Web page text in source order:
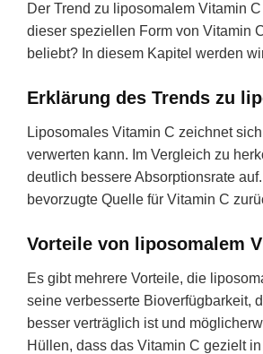
Der Trend zu liposomalem Vitamin
dieser speziellen Form von Vitamin
beliebt? In diesem Kapitel werden
Erklärung des Trends zu
Liposomales Vitamin C zeichnet
verwerten kann. Im Vergleich zu
deutlich bessere Absorptionsrate
bevorzugte Quelle für Vitamin C
Vorteile von liposomalem
Es gibt mehrere Vorteile, die
seine verbesserte Bioverfügbarkeit,
besser verträglich ist und
Hüllen, dass das Vitamin C gezielt